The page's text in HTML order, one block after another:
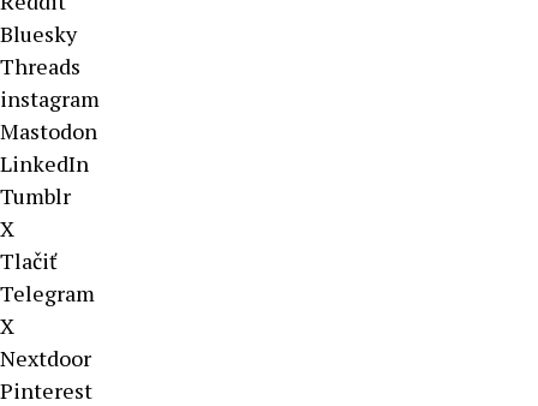
Bluesky
Threads
instagram
Mastodon
LinkedIn
Tumblr
X
Tlačiť
Telegram
X
Nextdoor
Pinterest